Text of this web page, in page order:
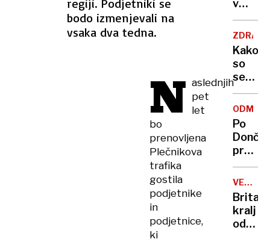
regiji. Podjetniki se
bodo izmenjevali na
vsaka dva tedna.
N aslednjih
pet
let
bo
prenovljena
Plečnikova
trafika
gostila
podjetnike
in
podjetnice,
ki
sploh
v
delu
voda
Kako
so
se
cilji
vlade
Po
Karma
je
psica,
Nico
pa
njen
VELIKA
kralj